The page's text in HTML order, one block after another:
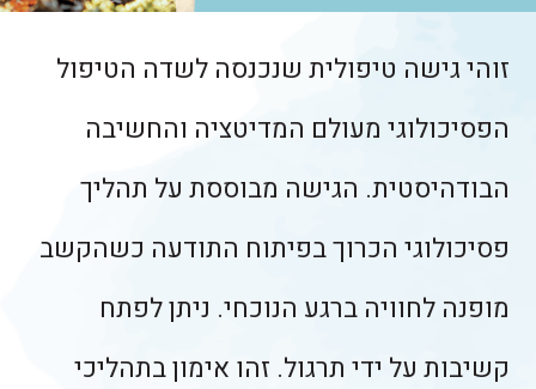
זוהי גישה טיפולית שנכנסה לשדה הטיפול
הפסיכולוגי מעולם המדיטציה והחשיבה
הבודהיסטית. הגישה מבוססת על תהליך
פסיכולוגי הכרוך בפיתוח התודעה כשהקשב
מופנה לחוויה ברגע הנוכחי. ניתן לפתח
קשיבות על ידי תרגול. זהו אימון בתהליכי